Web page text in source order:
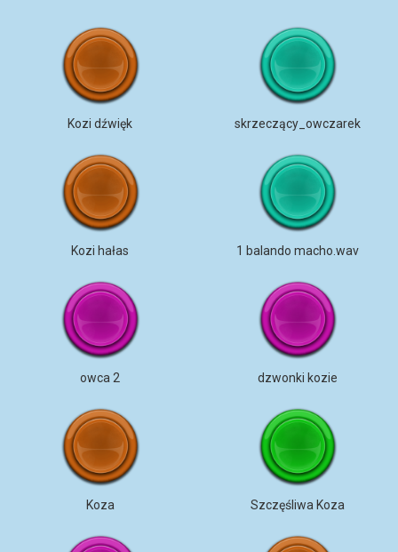
Kozi dźwięk skrzeczący_owczarek
Kozi hałas 1 balando macho.wav
owca 2 dzwonki kozie
Koza Szczęśliwa Koza